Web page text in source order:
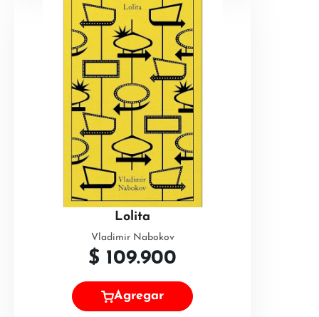
Lolita
Vladimir Nabokov
$ 109.900
Agregar